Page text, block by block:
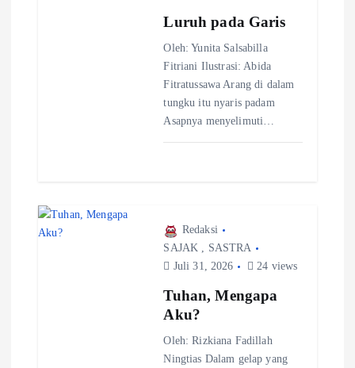
Luruh pada Garis
Oleh: Yunita Salsabilla
Fitriani Ilustrasi: Abida
Fitratussawa Arang di dalam
tungku itu nyaris padam
Asapnya menyelimuti…
Redaksi
SAJAK , SASTRA
Juli 31, 2026
24 views
Tuhan, Mengapa
Aku?
Oleh: Rizkiana Fadillah
Ningtias Dalam gelap yang